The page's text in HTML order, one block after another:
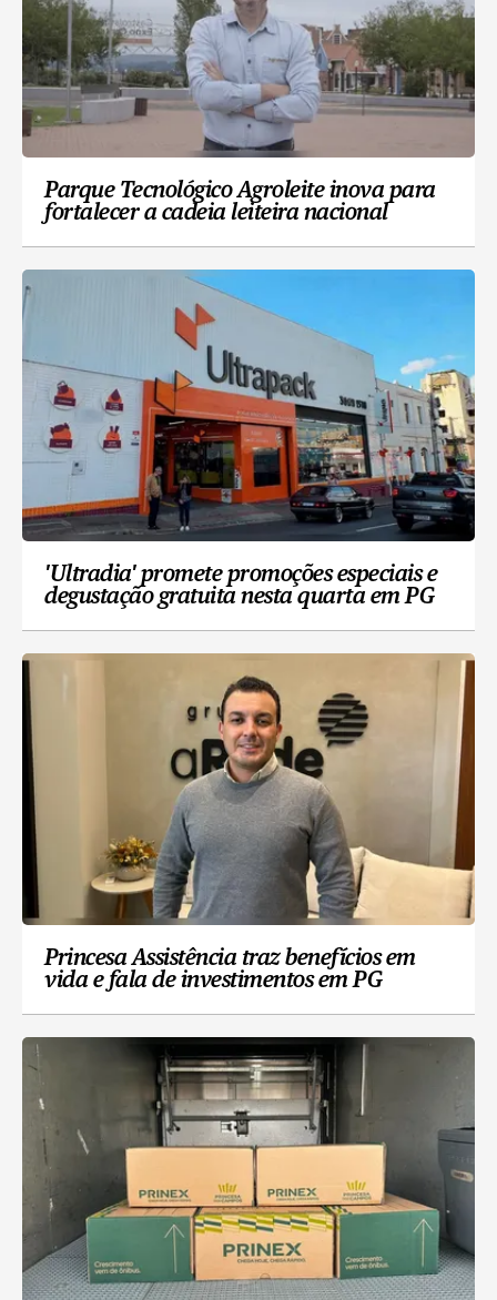
Parque Tecnológico Agroleite inova para
fortalecer a cadeia leiteira nacional
'Ultradia' promete promoções especiais e
degustação gratuita nesta quarta em PG
Princesa Assistência traz benefícios em
vida e fala de investimentos em PG